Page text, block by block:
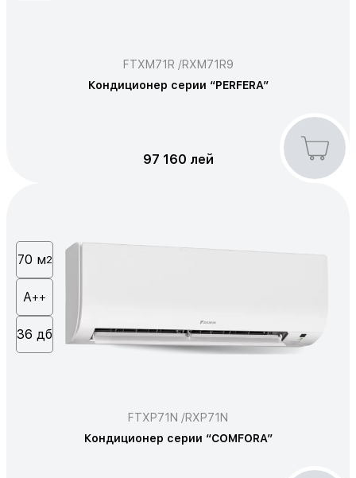
FTXM71R /RXM71R9
Кондиционер серии “PERFERA”
97 160 лей
70 м2
А++
36 дб
FTXP71N /RXP71N
Кондиционер серии “COMFORA”